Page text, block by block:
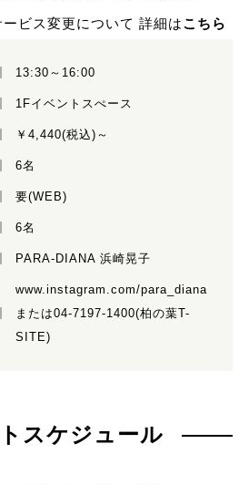
ビス変更について 詳細はこちら
13:30～16:00
1Fイベントスぺース
￥4,440(税込)～
6名
要(WEB)
6名
PARA-DIANA 浜崎晃子
www.instagram.com/para_diana
または04-7197-1400(柏の葉T-
SITE)
スケジュール